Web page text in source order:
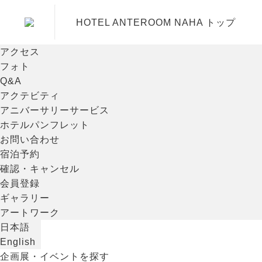
ス
キ
ッ
プ
HOTEL ANTEROOM NAHA トップ
アクセス
フォト
Q&A
アクテビティ
アニバーサリーサービス
ホテルパンフレット
お問い合わせ
宿泊予約
確認・キャンセル
会員登録
ギャラリー
アートワーク
日本語
English
企画展・イベントを探す